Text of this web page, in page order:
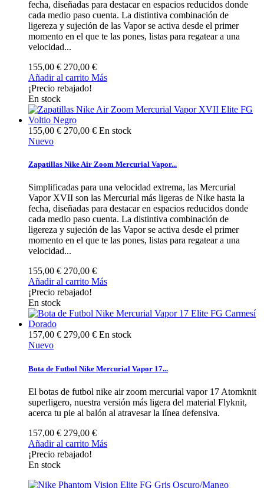
fecha, diseñadas para destacar en espacios reducidos donde
cada medio paso cuenta. La distintiva combinación de
ligereza y sujeción de las Vapor se activa desde el primer
momento en el que te las pones, listas para regatear a una
velocidad...
155,00 € 270,00 €
Añadir al carrito Más
¡Precio rebajado!
En stock
155,00 € 270,00 € En stock
Nuevo
Zapatillas Nike Air Zoom Mercurial Vapor...
Simplificadas para una velocidad extrema, las Mercurial
Vapor XVII son las Mercurial más ligeras de Nike hasta la
fecha, diseñadas para destacar en espacios reducidos donde
cada medio paso cuenta. La distintiva combinación de
ligereza y sujeción de las Vapor se activa desde el primer
momento en el que te las pones, listas para regatear a una
velocidad...
155,00 € 270,00 €
Añadir al carrito Más
¡Precio rebajado!
En stock
157,00 € 279,00 € En stock
Nuevo
Bota de Futbol Nike Mercurial Vapor 17...
El botas de futbol nike air zoom mercurial vapor 17 Atomknit
superligero, nuestra versión más ligera del material Flyknit,
acerca tu pie al balón al atravesar la línea defensiva.
157,00 € 279,00 €
Añadir al carrito Más
¡Precio rebajado!
En stock